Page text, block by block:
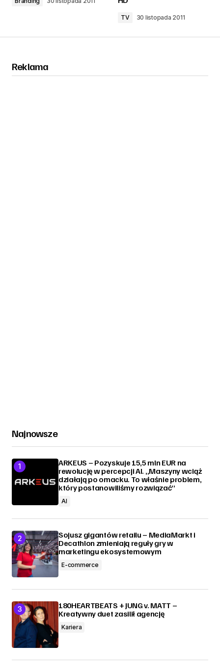
TV 30 listopada 2011
Reklama
Najnowsze
ARKEUS – Pozyskuje 15,5 mln EUR na
rewolucję w percepcji AI. „Maszyny wciąż
działają po omacku. To właśnie problem,
który postanowiliśmy rozwiązać”
AI
Sojusz gigantów retailu – MediaMarkt i
Decathlon zmieniają reguły gry w
marketingu ekosystemowym
E-commerce
180HEARTBEATS + JUNG v. MATT –
Kreatywny duet zasilił agencję
Kariera